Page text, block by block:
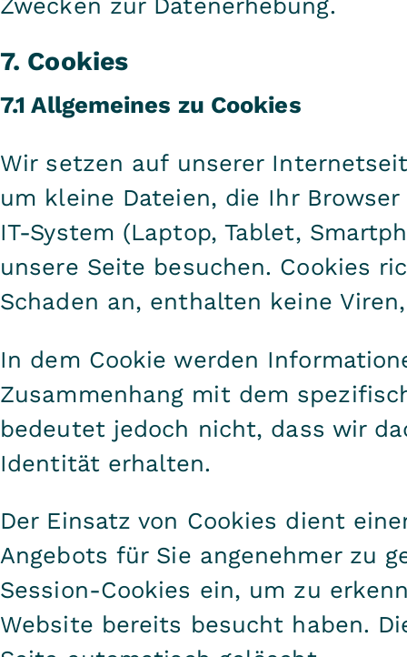
Zwecken zur Datenerhebung.
7. Cookies
7.1 Allgemeines zu Cookies
Wir setzen auf unserer
um kleine Dateien, die Ihr
IT-System (Laptop, Tablet,
unsere Seite besuchen. Cookies
Schaden an, enthalten keine
In dem Cookie werden
Zusammenhang mit dem
bedeutet jedoch nicht, dass wir
Identität erhalten.
Der Einsatz von Cookies dient
Angebots für Sie angenehmer zu
Session-Cookies ein, um zu
Website bereits besucht haben.